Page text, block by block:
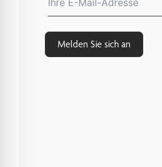
Melden Sie sich an